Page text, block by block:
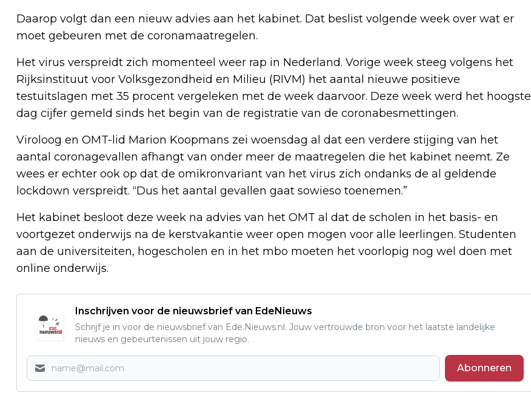
Daarop volgt dan een nieuw advies aan het kabinet. Dat beslist volgende week over wat er
moet gebeuren met de coronamaatregelen.
Het virus verspreidt zich momenteel weer rap in Nederland. Vorige week steeg volgens het
Rijksinstituut voor Volksgezondheid en Milieu (RIVM) het aantal nieuwe positieve
testuitslagen met 35 procent vergeleken met de week daarvoor. Deze week werd het hoogste
dag cijfer gemeld sinds het begin van de registratie van de coronabesmettingen.
Viroloog en OMT-lid Marion Koopmans zei woensdag al dat een verdere stijging van het
aantal coronagevallen afhangt van onder meer de maatregelen die het kabinet neemt. Ze
wees er echter ook op dat de omikronvariant van het virus zich ondanks de al geldende
lockdown verspreidt. “Dus het aantal gevallen gaat sowieso toenemen.”
Het kabinet besloot deze week na advies van het OMT al dat de scholen in het basis- en
voortgezet onderwijs na de kerstvakantie weer open mogen voor alle leerlingen. Studenten
aan de universiteiten, hogescholen en in het mbo moeten het voorlopig nog wel doen met
online onderwijs.
Inschrijven voor de nieuwsbrief van EdeNieuws
Schrijf je in voor de nieuwsbrief van Ede.Nieuws.nl. Jouw vertrouwde bron voor het laatste landelijke
nieuws en gebeurtenissen uit jouw regio.
Abonneren